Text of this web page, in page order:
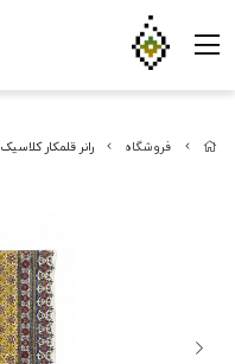
فروشگاه رانر قلمکار کلاسیک